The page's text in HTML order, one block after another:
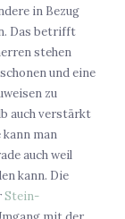
in Bezug
Das betrifft
stehen
und eine
zu
auch verstärkt
man
auch weil
kann. Die
Stein-